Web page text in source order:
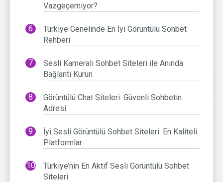
Vazgeçemiyor?
Türkiye Genelinde En İyi Görüntülü Sohbet
Rehberi
Sesli Kameralı Sohbet Siteleri ile Anında
Bağlantı Kurun
Görüntülü Chat Siteleri: Güvenli Sohbetin
Adresi
İyi Sesli Görüntülü Sohbet Siteleri: En Kaliteli
Platformlar
Türkiye’nin En Aktif Sesli Görüntülü Sohbet
Siteleri